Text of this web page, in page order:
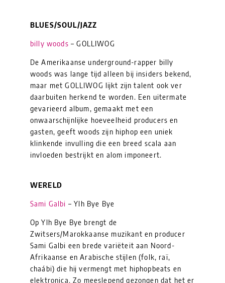
BLUES/SOUL/JAZZ
billy woods – GOLLIWOG
De Amerikaanse underground-rapper billy
woods was lange tijd alleen bij insiders bekend,
maar met GOLLIWOG lijkt zijn talent ook ver
daarbuiten herkend te worden. Een uitermate
gevarieerd album, gemaakt met een
onwaarschijnlijke hoeveelheid producers en
gasten, geeft woods zijn hiphop een uniek
klinkende invulling die een breed scala aan
invloeden bestrijkt en alom imponeert.
WERELD
Sami Galbi – Ylh Bye Bye
Op Ylh Bye Bye brengt de
Zwitsers/Marokkaanse muzikant en producer
Sami Galbi een brede variëteit aan Noord-
Afrikaanse en Arabische stijlen (folk, raï,
chaábi) die hij vermengt met hiphopbeats en
elektronica. Zo meeslepend gezongen dat het er